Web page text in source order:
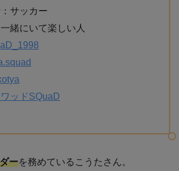
サッカー
緒にいて楽しい人
ッドSQuaD
ーを務めているこうたさん。